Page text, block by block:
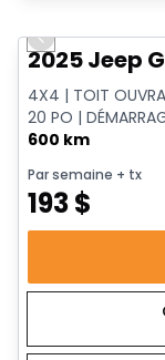
Previous slide
2025 Jeep
4X4 | TOIT
20 PO |
600 km
Par semaine + tx
193$